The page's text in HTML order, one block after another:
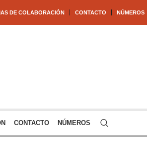
DE COLABORACIÓN CONTACTO NÚMEROS
CONTACTO NÚMEROS